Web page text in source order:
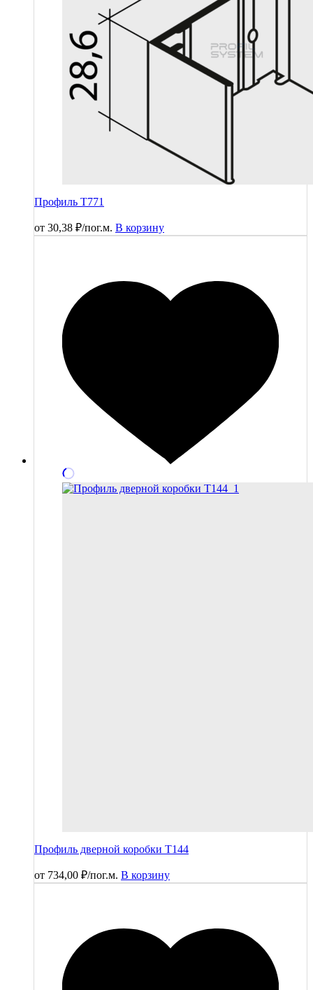
Профиль T771
от 30,38 ₽/пог.м. В корзину
Профиль дверной коробки T144
от 734,00 ₽/пог.м. В корзину